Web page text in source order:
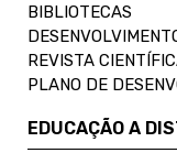
BIBLIOTECAS
REVISTA
PLANO DE
EDUCAÇÃO A